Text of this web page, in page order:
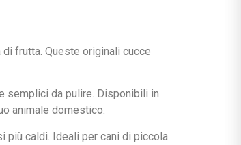
frutta. Queste originali cucce
semplici da pulire. Disponibili in
animale domestico.
più caldi. Ideali per cani di piccola